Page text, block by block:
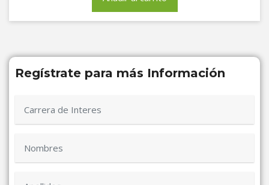
Regístrate para más Información